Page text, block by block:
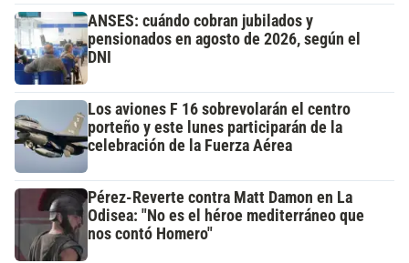
ANSES: cuándo cobran jubilados y
pensionados en agosto de 2026, según el
DNI
Los aviones F 16 sobrevolarán el centro
porteño y este lunes participarán de la
celebración de la Fuerza Aérea
Pérez-Reverte contra Matt Damon en La
Odisea: "No es el héroe mediterráneo que
nos contó Homero"